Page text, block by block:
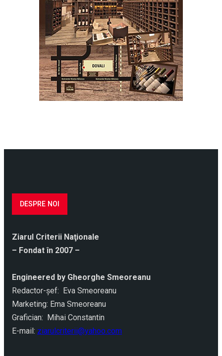
DESPRE NOI
Ziarul Criterii Naţionale
– Fondat în 2007 –
Engineered by Gheorghe Smeoreanu
Redactor-şef: Eva Smeoreanu
Marketing: Ema Smeoreanu
Grafician: Mihai Constantin
E-mail: ziarulcriterii@yahoo.com